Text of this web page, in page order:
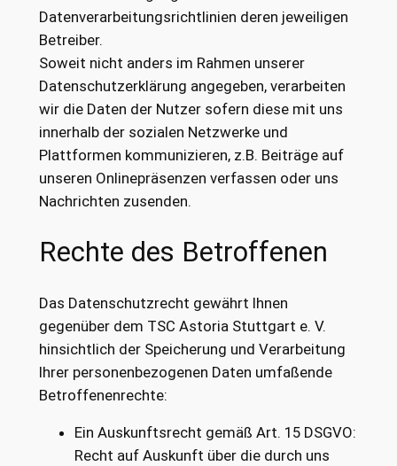
Datenverarbeitungsrichtlinien deren jeweiligen
Betreiber.
Soweit nicht anders im Rahmen unserer
Datenschutzerklärung angegeben, verarbeiten
wir die Daten der Nutzer sofern diese mit uns
innerhalb der sozialen Netzwerke und
Plattformen kommunizieren, z.B. Beiträge auf
unseren Onlinepräsenzen verfassen oder uns
Nachrichten zusenden.
Rechte des Betroffenen
Das Datenschutzrecht gewährt Ihnen
gegenüber dem TSC Astoria Stuttgart e. V.
hinsichtlich der Speicherung und Verarbeitung
Ihrer personenbezogenen Daten umfaßende
Betroffenenrechte:
Ein Auskunftsrecht gemäß Art. 15 DSGVO:
Recht auf Auskunft über die durch uns